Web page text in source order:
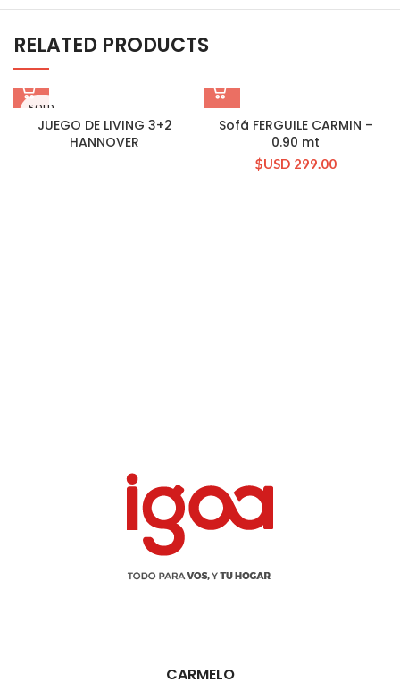
RELATED PRODUCTS
SOLD
JUEGO DE LIVING 3+2
HANNOVER
Sofá FERGUILE CARMIN –
0.90 mt
$USD 299.00
CARMELO